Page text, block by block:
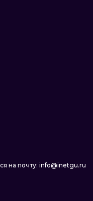
на почту: info@inetgu.ru